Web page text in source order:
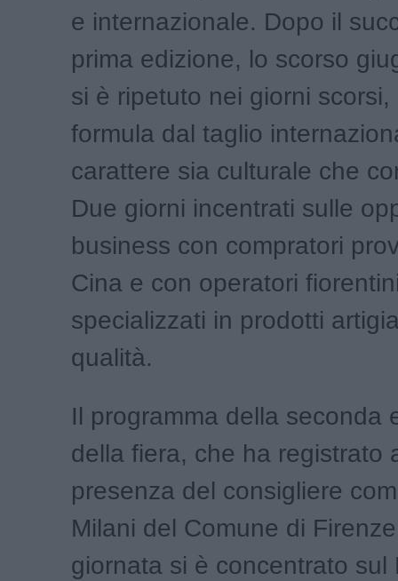
e internazionale. Dopo il
prima edizione, lo scorso
si è ripetuto nei giorni
formula dal taglio
carattere sia culturale che
Due giorni incentrati sulle
business con compratori
Cina e con operatori
specializzati in prodotti
qualità.
Il programma della seconda
della fiera, che ha registrato
presenza del consigliere
Milani del Comune di
giornata si è concentrato sul